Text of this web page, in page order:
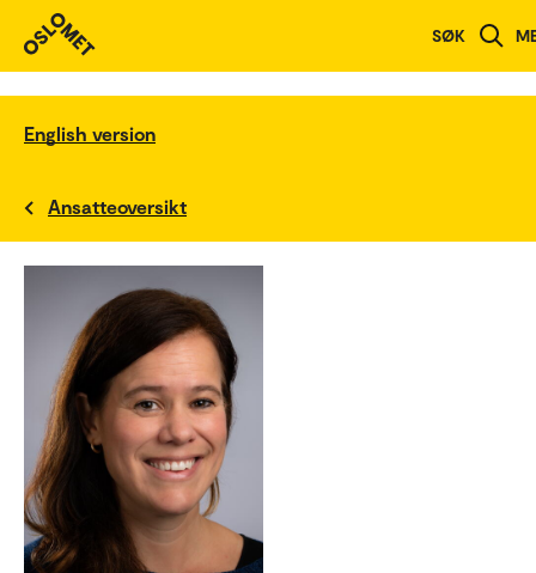
SØK
English version
Ansatteoversikt